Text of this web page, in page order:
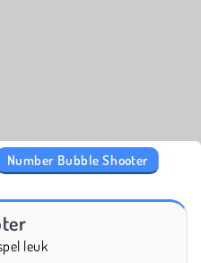
Number Bubble Shooter
leuk